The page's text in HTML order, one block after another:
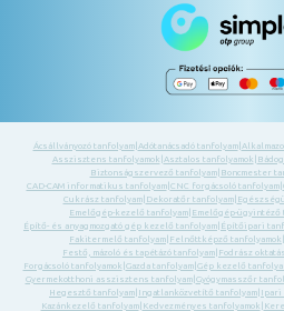
Ácsállványozó tanfolyam| Adótanácsadó tanfolyam|
Asszisztens tanfolyamok Asztalos tanfolyamok
Biztonságszervező tanfolyam| Boncmester
CAD-CAM informatikus tanfolyam| CNC forgácsoló tanfolyam|
Cukrász tanfolyam| Dekoratőr tanfolyam|
Emelőgép-kezelő tanfolyam Emelőgép-ügyintéző
Építő- és anyagmozgató gép kezelő tanfolyam Építőipari
Fakitermelő tanfolyam Felnőttképző tanfolyamok
Festő, mázoló és tapétázó tanfolyam Fodrász oktatás
Forgácsoló tanfolyamok Gazda tanfolyam| Gép kezelő
Gyermekotthoni asszisztens tanfolyam| Gyógymasszőr
Hegesztő tanfolyam Ingatlanközvetítő tanfolyam Ipari
Kazánkezelő tanfolyam| Kedvezményes tanfolyamok